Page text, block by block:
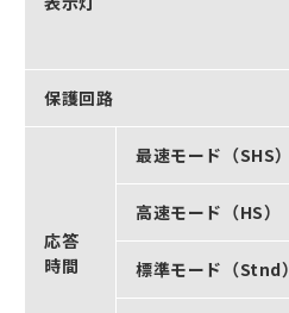
保護回路
応答
時間
最速モード（SHS）
高速モード（HS）
標準モード（Stnd）